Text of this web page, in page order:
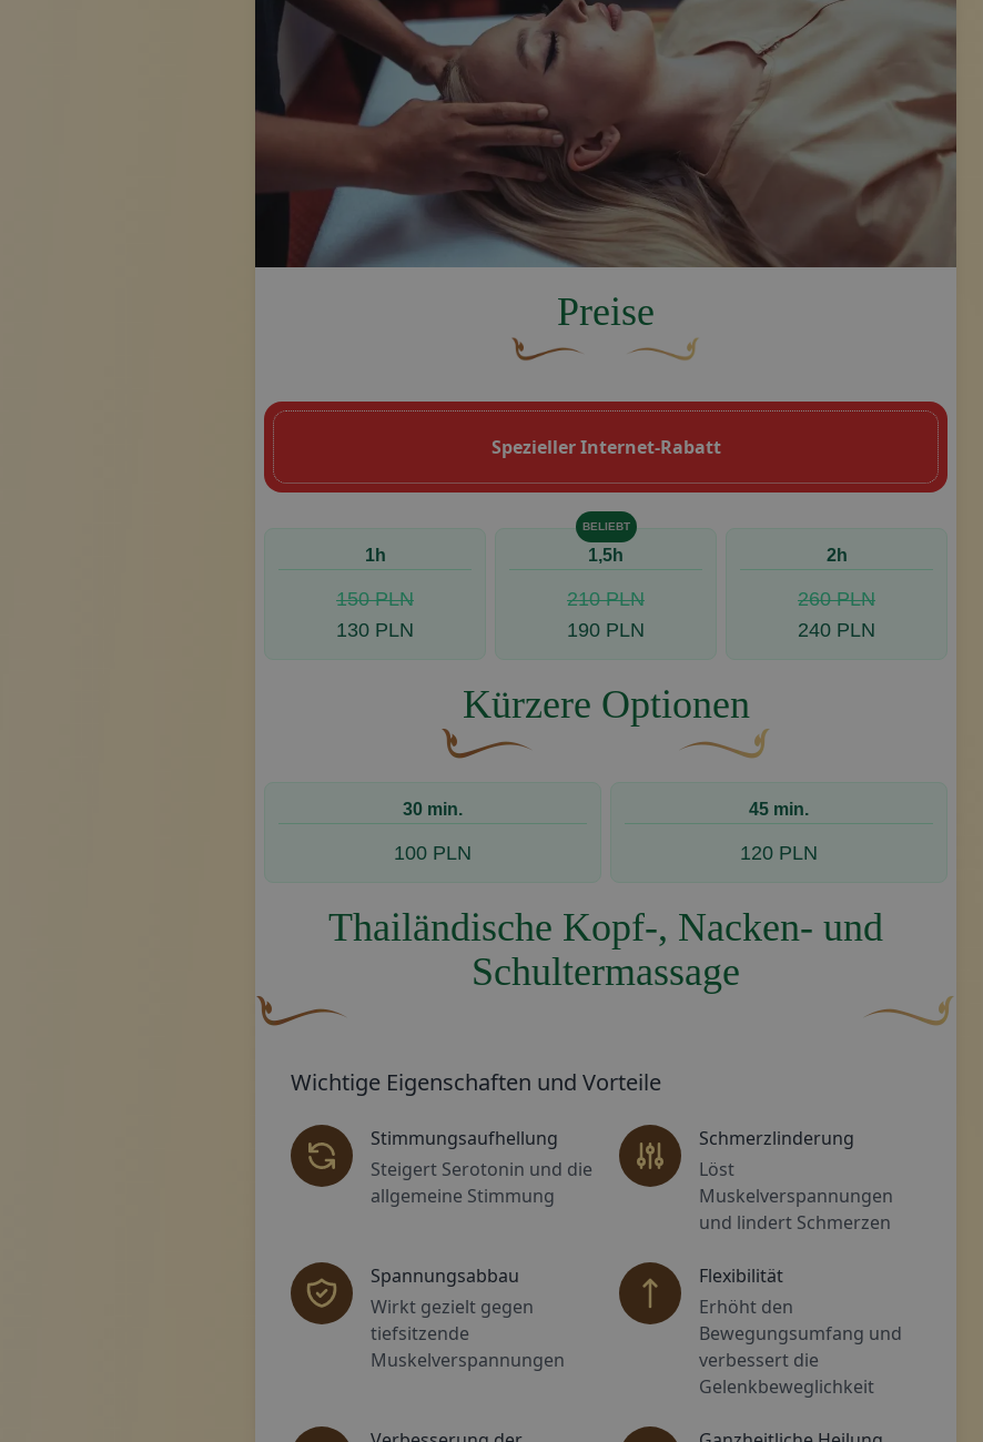
Preise
Spezieller Internet-Rabatt
1h
150 PLN
130 PLN
BELIEBT
1,5h
210 PLN
190 PLN
2h
260 PLN
240 PLN
Kürzere Optionen
30 min.
100 PLN
45 min.
120 PLN
Thailändische Kopf-, Nacken- und
Schultermassage
Wichtige Eigenschaften und Vorteile
Stimmungsaufhellung
Steigert Serotonin und die
allgemeine Stimmung
Schmerzlinderung
Löst
Muskelverspannungen
und lindert Schmerzen
Spannungsabbau
Wirkt gezielt gegen
tiefsitzende
Muskelverspannungen
Flexibilität
Erhöht den
Bewegungsumfang und
verbessert die
Gelenkbeweglichkeit